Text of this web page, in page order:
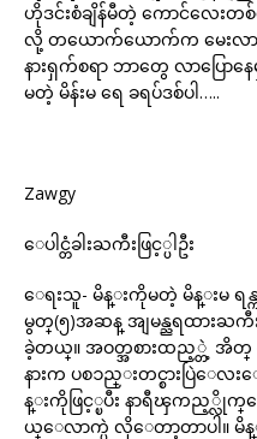
ဟိုဒင်းစံချိန်မီတဲ့ ကောင်လေးတ
လို့ တယောက်ယောက်က မေးလာခဲ့
နားရှက်စရာ ဘာတွေ လာပြောနေ
မတဲ့ မိန်းမ ရေ ခရပ်ဒစ်ပါ…..
Zawgy
ေပါင္တံခါးႀကီးဖြင့္ပါဦး
ေရးသူ- မိန္းကိုမတဲ့ မိန္းမ ရ
မွတ္(၅)အဆန္ အျမန္ညရထားႀကီး
ခဲ့တယ္။ အဝတ္အစားထည့္တဲ့ အိတ္
နားက ပစၥည္းတင္စားပြဲေလး
န္းကိုဖြင့္ၿပီး နာရီၾကည့္လိုက္
ယ္ေလာက္ပဲ လိုေတာ့တာပါ။ မိ